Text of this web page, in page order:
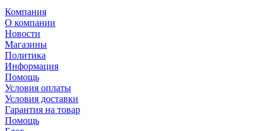
Компания
О компании
Новости
Магазины
Политика
Информация
Помощь
Условия оплаты
Условия доставки
Гарантия на товар
Помощь